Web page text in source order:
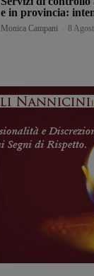
e in provincia:
Monica Campani 8